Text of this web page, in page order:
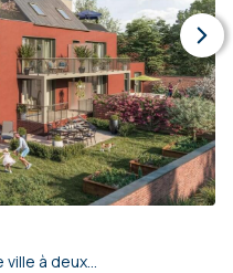
à deux...